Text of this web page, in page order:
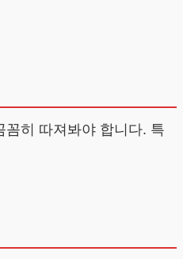
히 따져봐야 합니다. 특